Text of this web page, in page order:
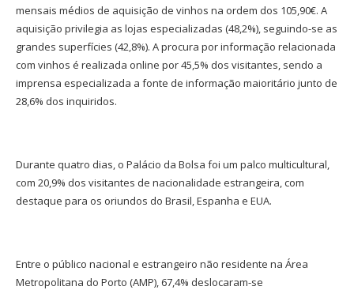
mensais médios de aquisição de vinhos na ordem dos 105,90€. A
aquisição privilegia as lojas especializadas (48,2%), seguindo-se as
grandes superfícies (42,8%). A procura por informação relacionada
com vinhos é realizada online por 45,5% dos visitantes, sendo a
imprensa especializada a fonte de informação maioritário junto de
28,6% dos inquiridos.
Durante quatro dias, o Palácio da Bolsa foi um palco multicultural,
com 20,9% dos visitantes de nacionalidade estrangeira, com
destaque para os oriundos do Brasil, Espanha e EUA.
Entre o público nacional e estrangeiro não residente na Área
Metropolitana do Porto (AMP), 67,4% deslocaram-se